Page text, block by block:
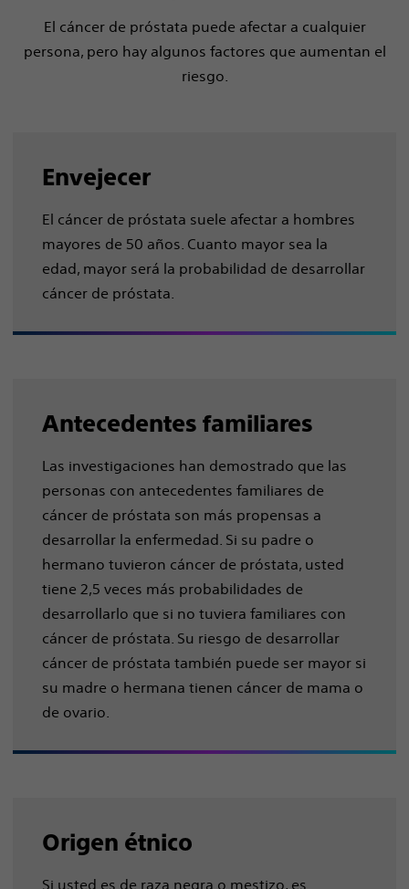
El cáncer de próstata puede afectar a cualquier
persona, pero hay algunos factores que aumentan el
riesgo.
Envejecer
El cáncer de próstata suele afectar a hombres
mayores de 50 años. Cuanto mayor sea la
edad, mayor será la probabilidad de desarrollar
cáncer de próstata.
Antecedentes familiares
Las investigaciones han demostrado que las
personas con antecedentes familiares de
cáncer de próstata son más propensas a
desarrollar la enfermedad. Si su padre o
hermano tuvieron cáncer de próstata, usted
tiene 2,5 veces más probabilidades de
desarrollarlo que si no tuviera familiares con
cáncer de próstata. Su riesgo de desarrollar
cáncer de próstata también puede ser mayor si
su madre o hermana tienen cáncer de mama o
de ovario.
Origen étnico
Si usted es de raza negra o mestizo, es